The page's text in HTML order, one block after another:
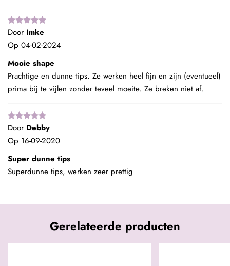
Door Imke
Op 04-02-2024
Mooie shape
Prachtige en dunne tips. Ze werken heel fijn en zijn (eventueel)
prima bij te vijlen zonder teveel moeite. Ze breken niet af.
Door Debby
Op 16-09-2020
Super dunne tips
Superdunne tips, werken zeer prettig
Gerelateerde producten